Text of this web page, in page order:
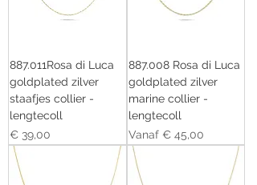
887.011Rosa di Luca
goldplated zilver
staafjes collier -
lengtecoll
Prijs
€ 39,00
887.008 Rosa di Luca
goldplated zilver
marine collier -
lengtecoll
Vanaf € 45,00
Verkoopprijs